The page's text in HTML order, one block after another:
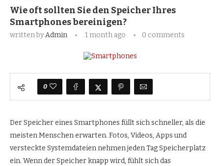
Wie oft sollten Sie den Speicher Ihres
Smartphones bereinigen?
written byAdmin 1 month ago 0 comments
0
Der Speicher eines Smartphones füllt sich schneller, als die
meisten Menschen erwarten. Fotos, Videos, Apps und
versteckte Systemdateien nehmen jeden Tag Speicherplatz
ein. Wenn der Speicher knapp wird, fühlt sich das